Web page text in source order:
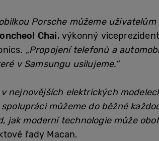
Porsche můžeme
Chai, výkonný
„Propojení telefonů a
v Samsungu usilujeme.“
nejnovějších elektrických
můžeme do běžné
jak moderní technologie může
řady Macan.